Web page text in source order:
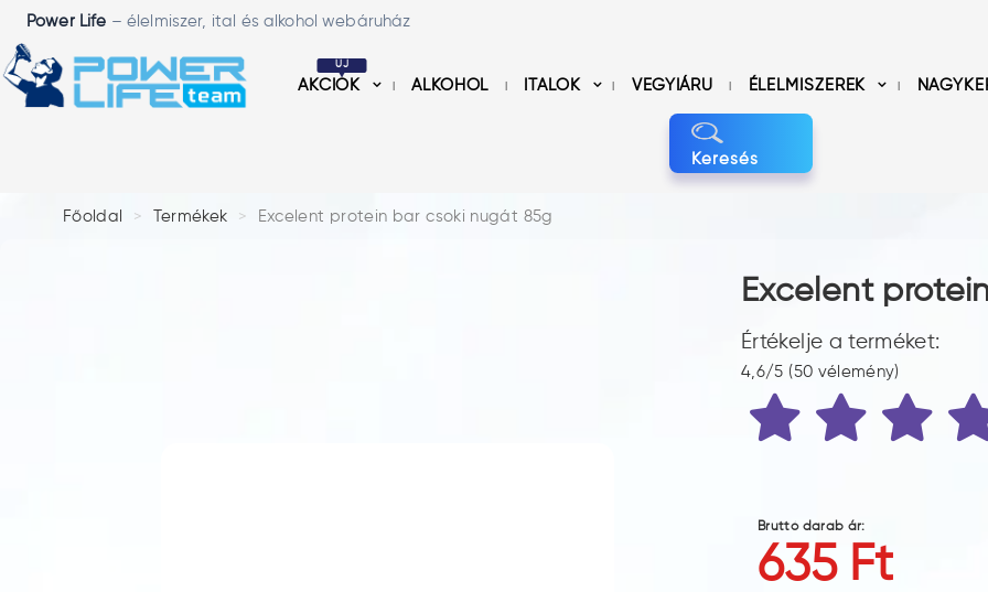
Power Life – élelmiszer, ital és alkohol webáruház
ÚJ
AKCIÓK ALKOHOL ITALOK VEGYIÁRU ÉLELMISZEREK
Keresés
Főoldal Termékek Excelent protein bar csoki nugát 85g
Excelent
Értékelje a terméket:
4,6/5 (50 vélemény)
Bruttó darab ár:
635 Ft